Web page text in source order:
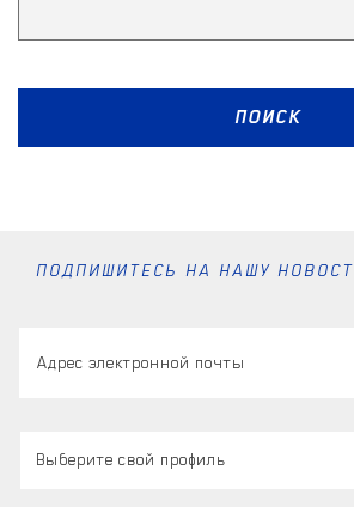
ПОИСК
ПОДПИШИТЕСЬ НА НАШУ